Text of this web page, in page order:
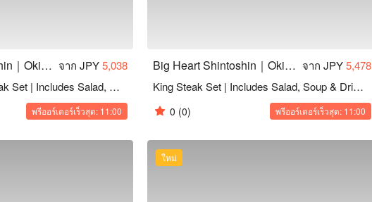
Big Heart Shintoshin｜Okinawa Steak House จาก JPY5,038
Special Combo Steak Set | Includes Salad, Soup & Drink Bar
พรีออร์เดอร์เร็วสุด: 11:00
Big Heart Shintoshin｜Okinawa Steak House จาก JPY5,478
King Steak Set | Includes Salad, Soup & Drink Bar
0 (0) พรีออร์เดอร์เร็วสุด: 11:00
ใหม่